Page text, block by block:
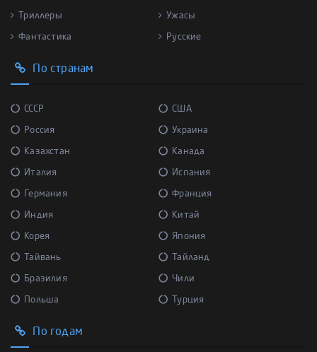
Триллеры Ужасы
Фантастика Русские
По странам
СССР США
Россия Украина
Казахстан Канада
Италия Испания
Германия Франция
Индия Китай
Корея Япония
Тайвань Тайланд
Бразилия Чили
Польша Турция
По годам